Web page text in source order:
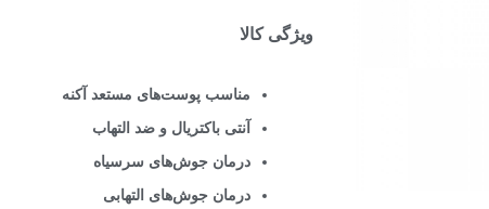
ویژگی کالا
مناسب پوست‌های مستعد آکنه
آنتی باکتریال و ضد التهاب
درمان جوش‌های سرسیاه
درمان جوش‌های التهابی